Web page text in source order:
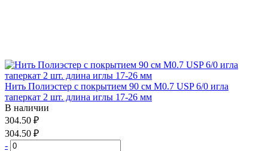
Нить Полиэстер с покрытием 90 см М0.7 USP 6/0 игла
таперкат 2 шт. длина иглы 17-26 мм
В наличии
304.50 ₽
304.50 ₽
-